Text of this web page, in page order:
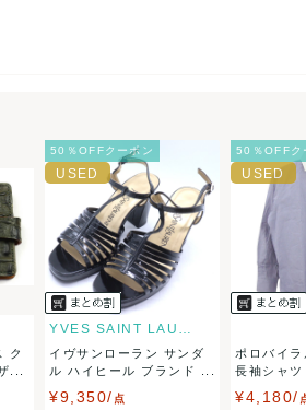
USED品に関しま
また商品には細心
とがあれば、誠意
また並行輸入品も
万が一、購入後に
クレジットカー
送料： ¥1,650 (見
出荷目安：5営業
出荷予定日：な
ク
...
50％OFFクーポン
イヴサンローラン サンダ
ル ハイヒール ブランド ...
¥9,350/ 点
50％OFFク
ポロバイラ
長袖シャツ
¥4,180/